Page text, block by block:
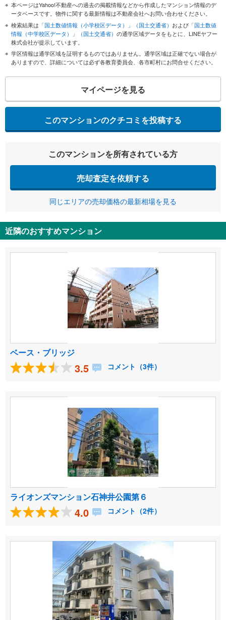
本ページはYahoo!不動産への過去の掲載情報などから作成したマンション情報のデ
ータベースです。物件に関する最新情報は不動産会社へお問い合わせください。
検索結果は 「国土数値情報（小学校区データ）」（国土交通省） および 「国土数値
情報（中学校区データ）」（国土交通省） の通学区域データをもとに、LINEヤフー
株式会社が提示しています。
学区情報は通学区域を証明するものではありません。通学区域は正確でない場合が
ありますので、詳細については必ず各教育委員会、各市町村にお問合せください。
マイページを見る
このマンションのクチコミを投稿する
このマンションを所有されている方
売却査定を依頼する
同じエリアの売却価格の最新相場を見る
近隣のおすすめマンション
ベース・ブリッジ
3.5 コメント（3件）
ライオンズマンション石神井公園第６
4.0 コメント（2件）